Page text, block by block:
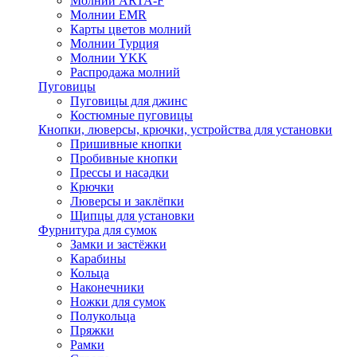
Молнии EMR
Карты цветов молний
Молнии Турция
Молнии YKK
Распродажа молний
Пуговицы
Пуговицы для джинс
Костюмные пуговицы
Кнопки, люверсы, крючки, устройства для установки
Пришивные кнопки
Пробивные кнопки
Прессы и насадки
Крючки
Люверсы и заклёпки
Щипцы для установки
Фурнитура для сумок
Замки и застёжки
Карабины
Кольца
Наконечники
Ножки для сумок
Полукольца
Пряжки
Рамки